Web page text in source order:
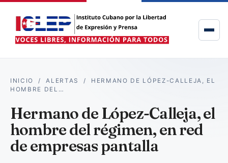
INICIO /ALERTAS / HERMANO DE LÓPEZ-CALLEJA, EL
HOMBRE DEL…
Hermano de López-Calleja, el
hombre del régimen, en red
de empresas pantalla